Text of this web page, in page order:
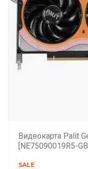
Видеокарта Palit
[NE75090019R5-
SALE